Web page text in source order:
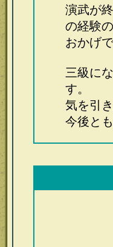
演武が
の経験の
おかげ
三級に
す。
気を引
今後と